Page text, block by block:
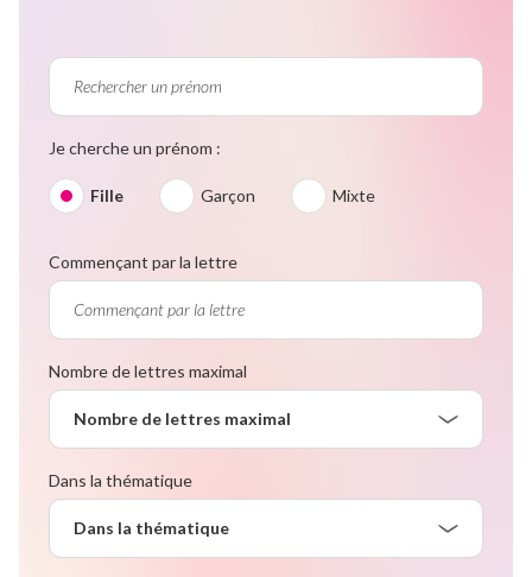
Je cherche un prénom :
Fille Garçon Mixte
Commençant par la lettre
Nombre de lettres maximal
Nombre de lettres maximal
Dans la thématique
Dans la thématique